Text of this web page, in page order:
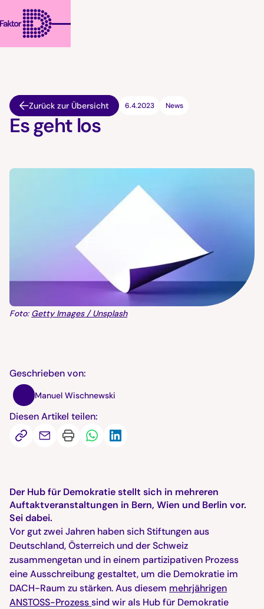
Zurück zur Übersicht 6.4.2023 News
Es geht los
Foto: Getty Images / Unsplash
Geschrieben von:
Manuel Wischnewski
Diesen Artikel teilen:
Der Hub für Demokratie stellt sich in mehreren
Auftaktveranstaltungen in Bern, Wien und Berlin vor.
Sei dabei.
Vor gut zwei Jahren haben sich Stiftungen aus
Deutschland, Österreich und der Schweiz
zusammengetan und in einem partizipativen Prozess
eine Ausschreibung gestaltet, um die Demokratie im
DACH-Raum zu stärken. Aus diesem mehrjährigen
ANSTOSS-Prozesssind wir als Hub für Demokratie